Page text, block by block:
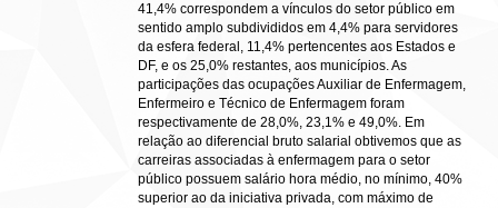
41,4% correspondem a vínculos do setor público em
sentido amplo subdivididos em 4,4% para servidores
da esfera federal, 11,4% pertencentes aos Estados e
DF, e os 25,0% restantes, aos municípios. As
participações das ocupações Auxiliar de Enfermagem,
Enfermeiro e Técnico de Enfermagem foram
respectivamente de 28,0%, 23,1% e 49,0%. Em
relação ao diferencial bruto salarial obtivemos que as
carreiras associadas à enfermagem para o setor
público possuem salário hora médio, no mínimo, 40%
superior ao da iniciativa privada, com máximo de